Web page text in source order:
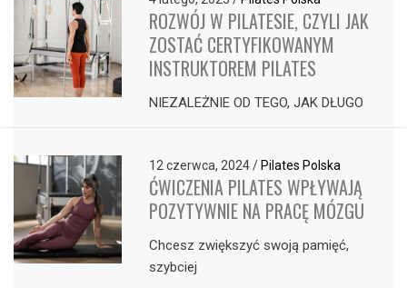
ROZWÓJ W PILATESIE, CZYLI JAK
ZOSTAĆ CERTYFIKOWANYM
INSTRUKTOREM PILATES
NIEZALEŻNIE OD TEGO, JAK DŁUGO
12 czerwca, 2024/ Pilates Polska
ĆWICZENIA PILATES WPŁYWAJĄ
POZYTYWNIE NA PRACĘ MÓZGU
Chcesz zwiększyć swoją pamięć,
szybciej